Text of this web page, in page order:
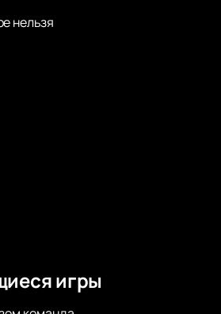
нельзя
игры